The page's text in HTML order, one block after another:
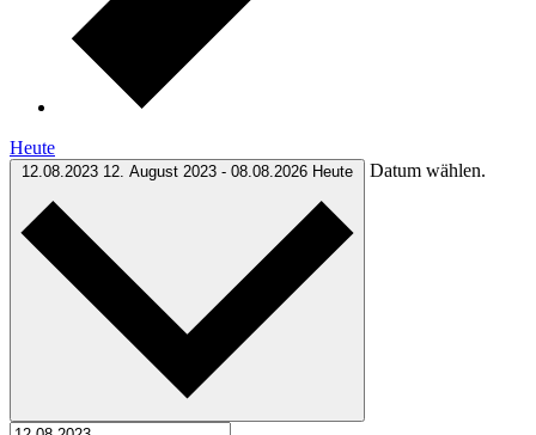
Heute
12.08.2023 12. August 2023 - 08.08.2026 Heute Datum wählen.